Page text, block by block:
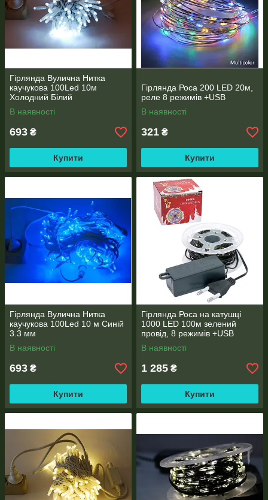
Гірлянда Вулична Нитка
каучукова 100Led 10м
Холодний Білий
В наявності
693 ₴
Купити
Гірлянда Роса 200 LED 20м,
реле 8 режимів +USB
В наявності
321 ₴
Купити
Гірлянда Вулична Нитка
каучукова 100Led 10 м Синій
3.3 мм
В наявності
693 ₴
Купити
Гірлянда Роса на катушці
1000 LED 100м зелений
провід, 8 режимів +USB
В наявності
1 285 ₴
Купити